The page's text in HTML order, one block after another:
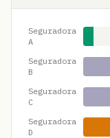
Seguradora
A
Seguradora
B
Seguradora
C
Seguradora
D